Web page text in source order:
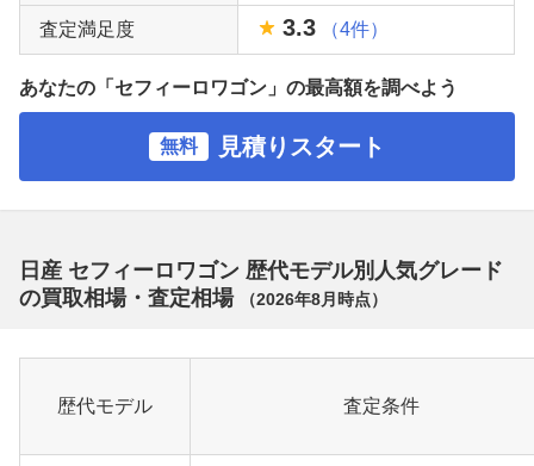
査定満足度 3.3 （4件）
あなたの「セフィーロワゴン」の最高額を調べよう
無料 見積りスタート
日産 セフィーロワゴン 歴代モデル別人気グレード
の買取相場・査定相場
（2026年8月 時点）
歴代モデル 査定条件